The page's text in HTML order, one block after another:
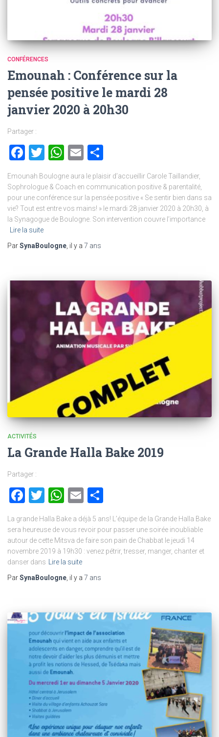
CONFÉRENCES
Emounah : Conférence sur la
pensée positive le mardi 28
janvier 2020 à 20h30
Partager :
Facebook
Twitter
WhatsApp
Email
Emounah Boulogne aura le plaisir d’accueillir Carole Taillandier,
Sophrologue & Coach en communication positive & parentalité,
pour une conférence sur la pensée positive « Se sentir bien dans sa
vie? Tout est entre vos mains! » le mardi 28 janvier 2020 à 20h30, à
la Synagogue de Boulogne. Son intervention couvre l’importance
Lire la suite
ParSynaBoulogne, il y a 7 ans
ACTIVITÉS
La Grande Halla Bake 2019
Partager :
Facebook
Twitter
WhatsApp
Email
La grande Halla Bake a déjà 5 ans! L’équipe de la Grande Halla Bake
sera heureuse de vous revoir pour passer une soirée inoubliable
autour de cette Mitsva de faire son pain de Chabbat le jeudi 14
novembre 2019 à 19h30 : venez pétrir, tresser, manger, chanter et
danser dans
Lire la suite
ParSynaBoulogne , il y a 7 ans